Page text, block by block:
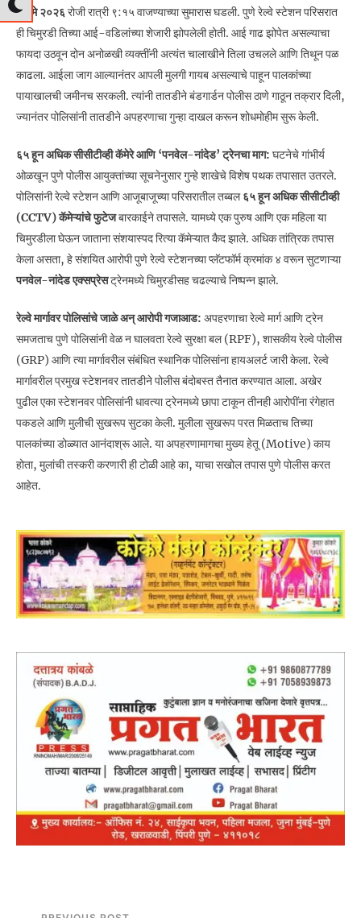
३० मे २०२६ रोजी रात्री ९:१५ वाजण्याच्या सुमारास घडली. पुणे रेल्वे स्टेशन परिसरात
ही चिमुरडी तिच्या आई-वडिलांच्या शेजारी झोपलेली होती. आई गाढ झोपेत असल्याचा
फायदा उठवून दोन अनोळखी व्यक्तींनी अत्यंत चालाखीने तिला उचलले आणि तिथून पळ
काढला. आईला जाग आल्यानंतर आपली मुलगी गायब असल्याचे पाहून पालकांच्या
पायाखालची जमीनच सरकली. त्यांनी तातडीने बंडगार्डन पोलीस ठाणे गाठून तक्रार दिली,
ज्यानंतर पोलिसांनी तातडीने अपहरणाचा गुन्हा दाखल करून शोधमोहीम सुरू केली.
६५ हून अधिक सीसीटीव्ही कॅमेरे आणि ‘पनवेल-नांदेड’ ट्रेनचा माग: घटनेचे गांभीर्य
ओळखून पुणे पोलीस आयुक्तांच्या सूचनेनुसार गुन्हे शाखेचे विशेष पथक तपासात उतरले.
पोलिसांनी रेल्वे स्टेशन आणि आजूबाजूच्या परिसरातील तब्बल६५ हून अधिक सीसीटीव्ही
(CCTV) कॅमेऱ्यांचे फुटेजबारकाईने तपासले. यामध्ये एक पुरुष आणि एक महिला या
चिमुरडीला घेऊन जाताना संशयास्पद रित्या कॅमेऱ्यात कैद झाले. अधिक तांत्रिक तपास
केला असता, हे संशयित आरोपी पुणे रेल्वे स्टेशनच्या प्लॅटफॉर्म क्रमांक ४ वरून सुटणाऱ्या
पनवेल-नांदेड एक्सप्रेसट्रेनमध्ये चिमुरडीसह चढल्याचे निष्पन्न झाले.
रेल्वे मार्गावर पोलिसांचे जाळे अन् आरोपी गजाआड: अपहरणाचा रेल्वे मार्ग आणि ट्रेन
समजताच पुणे पोलिसांनी वेळ न घालवता रेल्वे सुरक्षा बल (RPF), शासकीय रेल्वे पोलीस
(GRP) आणि त्या मार्गावरील संबंधित स्थानिक पोलिसांना हायअलर्ट जारी केला. रेल्वे
मार्गावरील प्रमुख स्टेशनवर तातडीने पोलीस बंदोबस्त तैनात करण्यात आला. अखेर
पुढील एका स्टेशनवर पोलिसांनी धावत्या ट्रेनमध्ये छापा टाकून तीनही आरोपींना रंगेहात
पकडले आणि मुलीची सुखरूप सुटका केली. मुलीला सुखरूप परत मिळताच तिच्या
पालकांच्या डोळ्यात आनंदाश्रू आले. या अपहरणामागचा मुख्य हेतू (Motive) काय
होता, मुलांची तस्करी करणारी ही टोळी आहे का, याचा सखोल तपास पुणे पोलीस करत
आहेत.